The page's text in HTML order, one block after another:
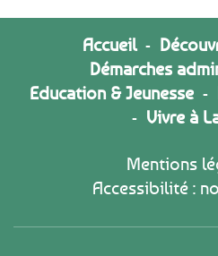
Accueil -
Démarches
Education & Jeunesse -
- Vivre à
Mentions
Accessibilité :